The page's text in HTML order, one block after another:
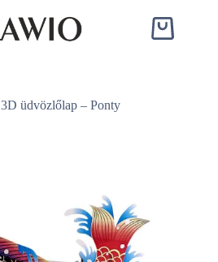
Shopping
cart
3D üdvözlőlap – Ponty